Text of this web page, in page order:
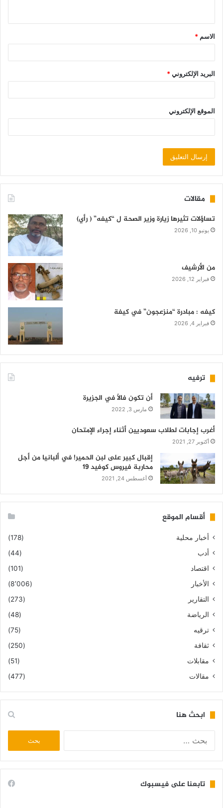
الاسم *
البريد الإلكتروني*
الموقع الإلكتروني
مقالات
تساؤلات تثيرها زيارة وزير الصحة ل “كيفه” ( رأي)
يونيو 10, 2026
من الأرشيف
فبراير 12, 2026
كيفه : مبادرة “منزعجون” في كيفة
فبراير 4, 2026
ترفيه
أن تكون فالاً في الجزيرة
مارس 3, 2022
أغرب إجابات لطلاب سعوديين أثناء إجراء الإمتحان
أكتوبر 27, 2021
إقبال كبير على لبن الحمير! في ألبانيا من أجل
محاربة فيروس كوفيد 19
أغسطس 24, 2021
أقسام الموقع
أخبار محلية
(178)
أدب
(44)
اقتصاد
(101)
الأخبار
(8٬006)
التقارير
(273)
الرياضة
(48)
ترقيه
(75)
ثقافة
(250)
مقابلات
(51)
مقالات
(477)
ابحث هنا
تابعنا على فيسبوك